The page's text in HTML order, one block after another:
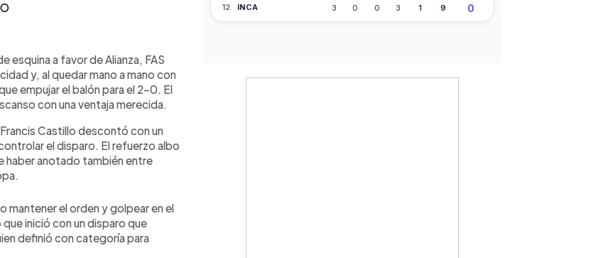
esquina a favor de Alianza, FAS
y, al quedar mano a mano con
empujar el balón para el 2-0. El
con una ventaja merecida.
Castillo descontó con un
el disparo. El refuerzo albo
haber anotado también entre
mantener el orden y golpear en el
inició con un disparo que
definió con categoría para